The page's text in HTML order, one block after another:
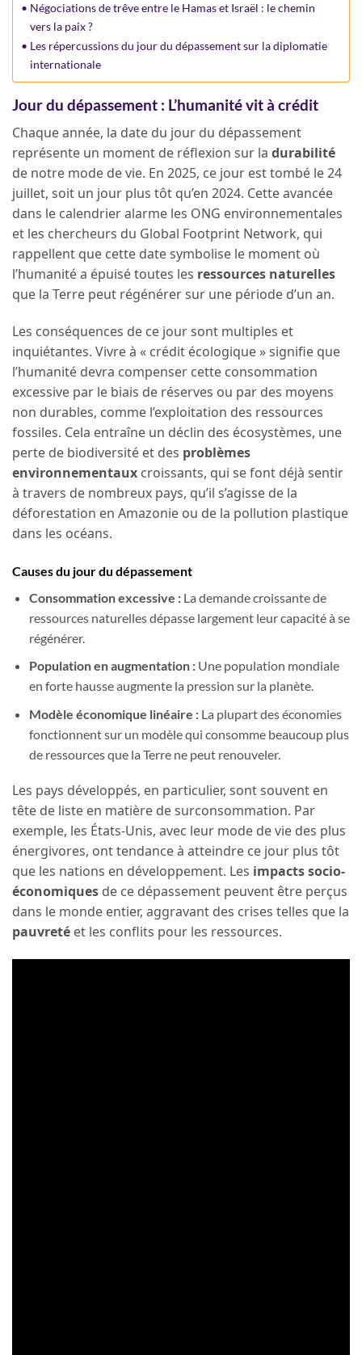
Négociations de trêve entre le Hamas et Israël : le chemin
vers la paix ?
Les répercussions du jour du dépassement sur la diplomatie
internationale
Jour du dépassement : L’humanité vit à crédit
Chaque année, la date du jour du dépassement
représente un moment de réflexion sur la durabilité
de notre mode de vie. En 2025, ce jour est tombé le 24
juillet, soit un jour plus tôt qu’en 2024. Cette avancée
dans le calendrier alarme les ONG environnementales
et les chercheurs du Global Footprint Network, qui
rappellent que cette date symbolise le moment où
l’humanité a épuisé toutes les ressources naturelles
que la Terre peut régénérer sur une période d’un an.
Les conséquences de ce jour sont multiples et
inquiétantes. Vivre à « crédit écologique » signifie que
l’humanité devra compenser cette consommation
excessive par le biais de réserves ou par des moyens
non durables, comme l’exploitation des ressources
fossiles. Cela entraîne un déclin des écosystèmes, une
perte de biodiversité et des problèmes
environnementaux croissants, qui se font déjà sentir
à travers de nombreux pays, qu’il s’agisse de la
déforestation en Amazonie ou de la pollution plastique
dans les océans.
Causes du jour du dépassement
Consommation excessive :La demande croissante de
ressources naturelles dépasse largement leur capacité à se
régénérer.
Population en augmentation :Une population mondiale
en forte hausse augmente la pression sur la planète.
Modèle économique linéaire :La plupart des économies
fonctionnent sur un modèle qui consomme beaucoup plus
de ressources que la Terre ne peut renouveler.
Les pays développés, en particulier, sont souvent en
tête de liste en matière de surconsommation. Par
exemple, les États-Unis, avec leur mode de vie des plus
énergivores, ont tendance à atteindre ce jour plus tôt
que les nations en développement. Les impacts socio-
économiques de ce dépassement peuvent être perçus
dans le monde entier, aggravant des crises telles que la
pauvreté et les conflits pour les ressources.